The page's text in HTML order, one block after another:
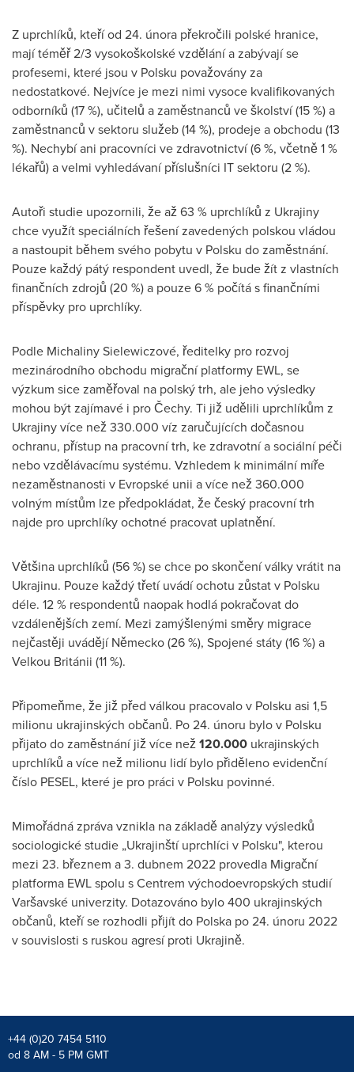
Z uprchlíků, kteří od 24. února překročili polské hranice,
mají téměř 2/3 vysokoškolské vzdělání a zabývají se
profesemi, které jsou v Polsku považovány za
nedostatkové. Nejvíce je mezi nimi vysoce kvalifikovaných
odborníků (17 %), učitelů a zaměstnanců ve školství (15 %) a
zaměstnanců v sektoru služeb (14 %), prodeje a obchodu (13
%). Nechybí ani pracovníci ve zdravotnictví (6 %, včetně 1 %
lékařů) a velmi vyhledávaní příslušníci IT sektoru (2 %).
Autoři studie upozornili, že až 63 % uprchlíků z Ukrajiny
chce využít speciálních řešení zavedených polskou vládou
a nastoupit během svého pobytu v Polsku do zaměstnání.
Pouze každý pátý respondent uvedl, že bude žít z vlastních
finančních zdrojů (20 %) a pouze 6 % počítá s finančními
příspěvky pro uprchlíky.
Podle Michaliny Sielewiczové, ředitelky pro rozvoj
mezinárodního obchodu migrační platformy EWL, se
výzkum sice zaměřoval na polský trh, ale jeho výsledky
mohou být zajímavé i pro Čechy. Ti již udělili uprchlíkům z
Ukrajiny více než 330.000 víz zaručujících dočasnou
ochranu, přístup na pracovní trh, ke zdravotní a sociální péči
nebo vzdělávacímu systému. Vzhledem k minimální míře
nezaměstnanosti v Evropské unii a více než 360.000
volným místům lze předpokládat, že český pracovní trh
najde pro uprchlíky ochotné pracovat uplatnění.
Většina uprchlíků (56 %) se chce po skončení války vrátit na
Ukrajinu. Pouze každý třetí uvádí ochotu zůstat v Polsku
déle. 12 % respondentů naopak hodlá pokračovat do
vzdálenějších zemí. Mezi zamýšlenými směry migrace
nejčastěji uvádějí Německo (26 %), Spojené státy (16 %) a
Velkou Británii (11 %).
Připomeňme, že již před válkou pracovalo v Polsku asi 1,5
milionu ukrajinských občanů. Po 24. únoru bylo v Polsku
přijato do zaměstnání již více než120.000 ukrajinských
uprchlíků a více než milionu lidí bylo přiděleno evidenční
číslo PESEL, které je pro práci v Polsku povinné.
Mimořádná zpráva vznikla na základě analýzy výsledků
sociologické studie „Ukrajinští uprchlíci v Polsku", kterou
mezi 23. březnem a 3. dubnem 2022 provedla Migrační
platforma EWL spolu s Centrem východoevropských studií
Varšavské univerzity. Dotazováno bylo 400 ukrajinských
občanů, kteří se rozhodli přijít do Polska po 24. únoru 2022
v souvislosti s ruskou agresí proti Ukrajině.
+44 (0)20 7454 5110
od 8 AM - 5 PM GMT